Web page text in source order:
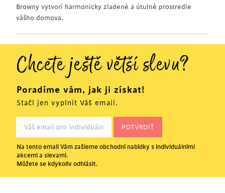
Browny vytvorí harmonicky zladené a útulné prostredie
vášho domova.
Chcete ještě větší slevu?
Poradíme vám, jak ji získat!
Stačí jen vyplnit Váš email.
Na tento email Vám zašleme obchodní nabídky s individuálními
akcemi a slevami.
Můžete se kdykoliv odhlásit.